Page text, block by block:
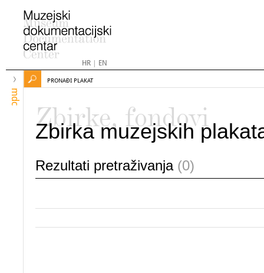
HR| EN
mdc
PRONAĐI PLAKAT
Zbirke, fondovi
Zbirka muzejskih
Rezultati pretraživanja (0)